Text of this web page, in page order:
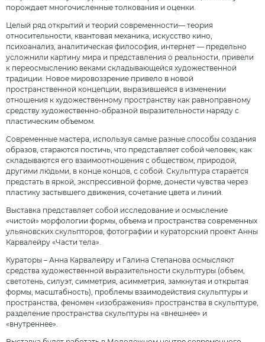
порождает многочисленные толкования и оценки.
Целый ряд открытий и теорий современности— теория
относительности, квантовая механика, искусство кино,
психоанализ, аналитическая философия, интернет — предельно
усложнили картину мира и представления о реальности, привели
к переосмыслению веками складывающейся художественной
традиции. Новое мировоззрение привело в новой
пространственной концепции, выразившейся в изменении
отношения к художественному пространству как равноправному
средству художественно-образной выразительности наряду с
пластическим объемом.
Современные мастера, используя самые разные способы создания
образов, стараются постичь, что представляет собой человек, как
складываются его взаимоотношения с обществом, природой,
другими людьми, в конце концов, с собой. Скульптура старается
предстать в яркой, экспрессивной форме, донести чувства через
пластику застывшего движения, сочетание цвета и линий.
Выставка представляет собой исследование и осмысление
«чистой» морфологии формы, объема и пространства современных
ульяновских скульпторов, фотографии и кураторский проект Анны
Карвалейру «Части тела».
Кураторы – Анна Карвалейру и Галина Степанова осмысляют
средства художественной выразительности скульптуры (объем,
светотень, силуэт, симметрия, асимметрия, замкнутая и открытая
формы, масштабность), проблемы взаимодействия скульптуры и
пространства, феномен «изображения» пространства в скульптуре,
разделение пространства скульптуры на «внешнее» и
«внутреннее».